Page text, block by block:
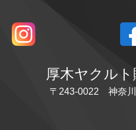
厚木ヤクル
〒243-0022 神奈